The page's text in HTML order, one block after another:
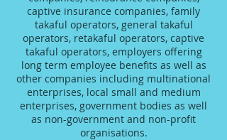
captive insurance companies, family
takaful operators, general takaful
operators, retakaful operators, captive
takaful operators, employers offering
long term employee benefits as well as
other companies including multinational
enterprises, local small and medium
enterprises, government bodies as well
as non-government and non-profit
organisations.